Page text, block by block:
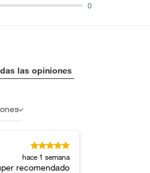
0
las opiniones
hace 1 semana
recomendado